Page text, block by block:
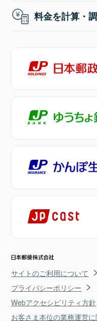
料金を計算・
サイトのご利用について
プライバシーポリシー
Webアクセシビリティ方針
お客さま本位の業務運営